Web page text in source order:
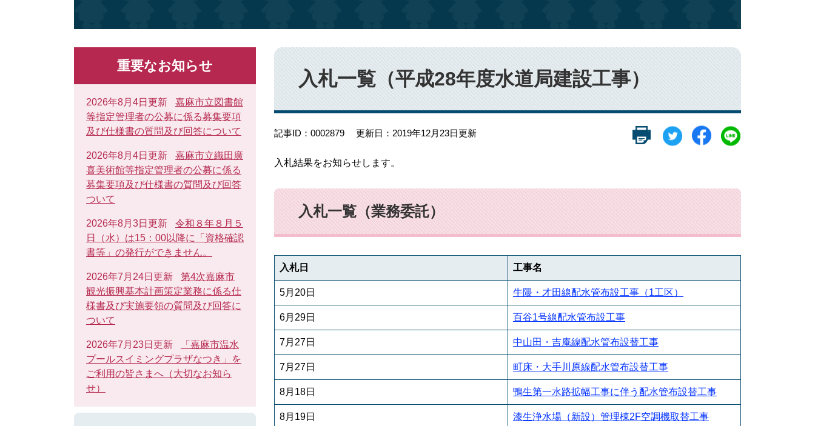
本
文
入札一覧（平成28年度水道局建設工事）
記事ID：0002879 更新日：2019年12月23日更新
入札結果をお知らせします。
入札一覧（業務委託）
入札日 工事名
5月20日 牛隈・才田線配水管布設工事（1工区）
6月29日 百谷1号線配水管布設工事
7月27日 中山田・吉庵線配水管布設替工事
7月27日 町床・大手川原線配水管布設替工事
8月18日 鴨生第一水路拡幅工事に伴う配水管布設替工事
8月19日 漆生浄水場（新設）管理棟2F空調機取替工事
重要なお知らせ
2026年8月4日更新
嘉麻市立図書館
等指定管理者の公募に係る募集要項
及び仕様書の質問及び回答について
2026年8月4日更新
嘉麻市立織田廣
喜美術館等指定管理者の公募に係る
募集要項及び仕様書の質問及び回答
ついて
2026年8月3日更新
令和８年８月５
日（水）は15：00以降に「資格確認
書等」の発行ができません。
2026年7月24日更新
第4次嘉麻市
観光振興基本計画策定業務に係る仕
様書及び実施要領の質問及び回答に
ついて
2026年7月23日更新
「嘉麻市温水
プールスイミングプラザなつき」を
ご利用の皆さまへ（大切なお知ら
せ）